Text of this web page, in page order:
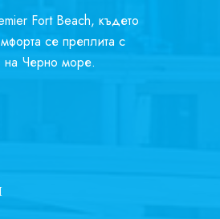
Fort Beach, където
се преплита с
на Черно море.